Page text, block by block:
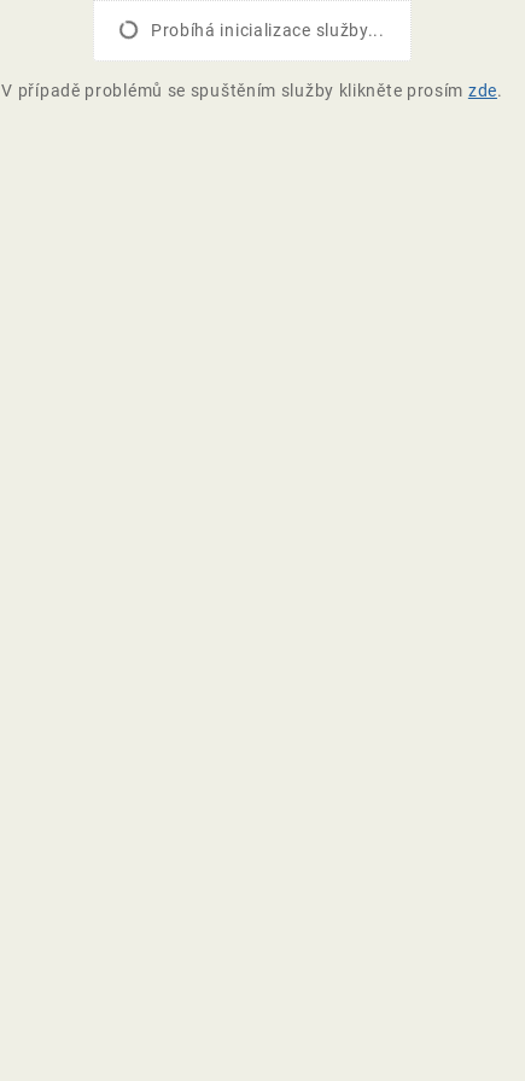
Probíhá inicializace služby...
V případě problémů se spuštěním služby klikněte prosím zde.